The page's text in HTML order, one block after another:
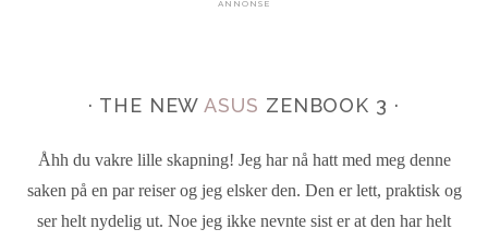
ANNONSE
· THE NEW ASUS ZENBOOK 3 ·
Åhh du vakre lille skapning! Jeg har nå hatt med meg denne
saken på en par reiser og jeg elsker den. Den er lett, praktisk og
ser helt nydelig ut. Noe jeg ikke nevnte sist er at den har helt